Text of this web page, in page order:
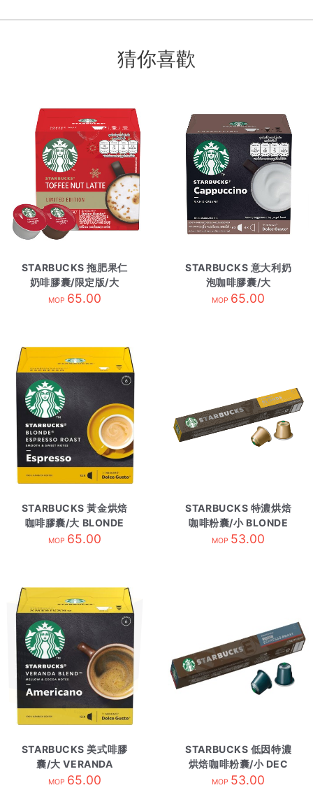
猜你喜歡
STARBUCKS 拖肥果仁
奶啡膠囊/限定版/大
TOFFEE NUTLATTE
MOP 65.00
STARBUCKS 意大利奶
泡咖啡膠囊/大
CAPPUCCINO
MOP 65.00
STARBUCKS 黃金烘焙
咖啡膠囊/大 BLONDE
BLNDE ESPRE
MOP 65.00
STARBUCKS 特濃烘焙
咖啡粉囊/小 BLONDE
ESPRESSO ROAS
MOP 53.00
STARBUCKS 美式啡膠
囊/大 VERANDA
BLEND
MOP 65.00
STARBUCKS 低因特濃
烘焙咖啡粉囊/小 DEC
ESPRESSO ROAST
MOP 53.00